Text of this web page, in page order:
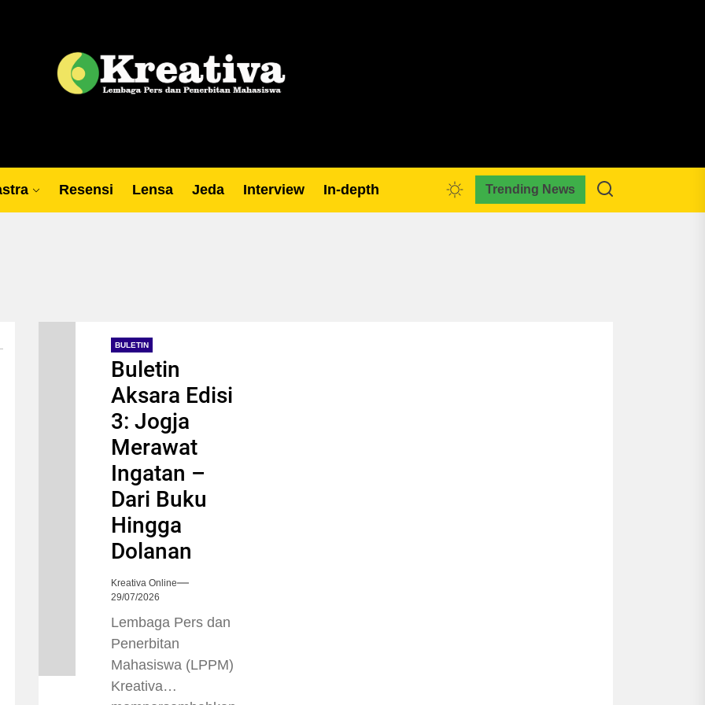
Resensi Lensa Jeda Interview In-depth Trending News
BULETIN
Buletin
Aksara Edisi
3: Jogja
Merawat
Ingatan –
Dari Buku
Hingga
Dolanan
Kreativa Online
29/07/2026
Lembaga Pers dan
Penerbitan
Mahasiswa (LPPM)
Kreativa